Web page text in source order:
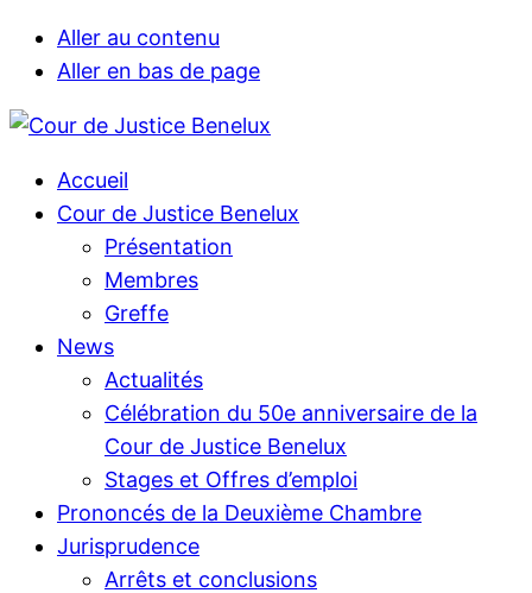
Aller au contenu
Aller en bas de page
Accueil
Cour de Justice Benelux
Présentation
Membres
Greffe
News
Actualités
Célébration du 50e anniversaire de la
Cour de Justice Benelux
Stages et Offres d’emploi
Prononcés de la Deuxième Chambre
Jurisprudence
Arrêts et conclusions